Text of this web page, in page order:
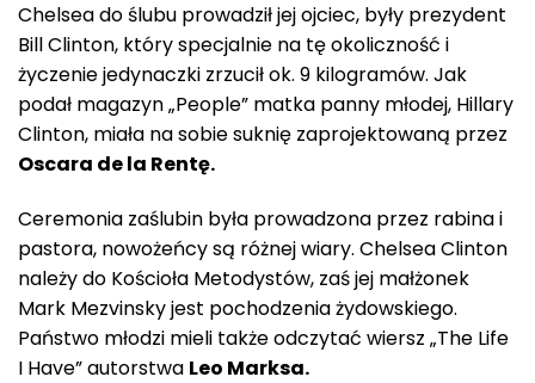
Chelsea do ślubu prowadził jej ojciec, były prezydent
Bill Clinton, który specjalnie na tę okoliczność i
życzenie jedynaczki zrzucił ok. 9 kilogramów. Jak
podał magazyn „People” matka panny młodej, Hillary
Clinton, miała na sobie suknię zaprojektowaną przez
Oscara de la Rentę.
Ceremonia zaślubin była prowadzona przez rabina i
pastora, nowożeńcy są różnej wiary. Chelsea Clinton
należy do Kościoła Metodystów, zaś jej małżonek
Mark Mezvinsky jest pochodzenia żydowskiego.
Państwo młodzi mieli także odczytać wiersz „The Life
I Have” autorstwa Leo Marksa.